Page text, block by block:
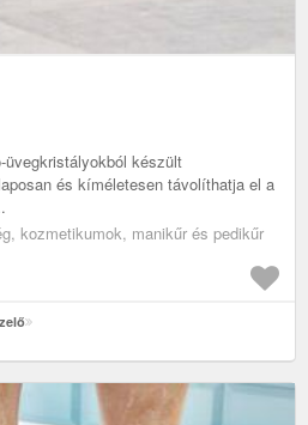
készült
és kíméletesen távolíthatja el a
kozmetikumok, manikűr és pedikűr